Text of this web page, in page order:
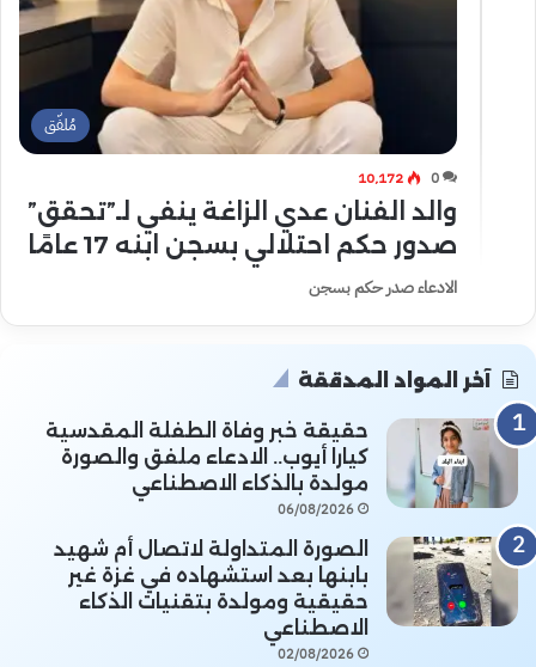
مُلفّق
0 10٬172
والد الفنان عدي الزاغة ينفي لـ”تحقق”
صدور حكم احتلالي بسجن ابنه 17 عامًا
الادعاء صدر حكم بسجن
آخر المواد المدققة
حقيقة خبر وفاة الطفلة المقدسية
كيارا أيوب.. الادعاء ملفق والصورة
مولدة بالذكاء الاصطناعي
06/08/2026
الصورة المتداولة لاتصال أم شهيد
بابنها بعد استشهاده في غزة غير
حقيقية ومولدة بتقنيات الذكاء
الاصطناعي
02/08/2026